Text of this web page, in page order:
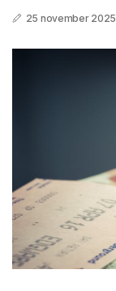
25 november 2025